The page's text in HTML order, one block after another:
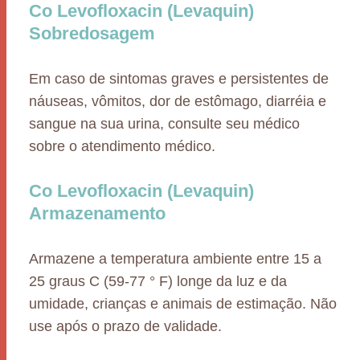
Co Levofloxacin (Levaquin)
Sobredosagem
Em caso de sintomas graves e persistentes de
náuseas, vômitos, dor de estômago, diarréia e
sangue na sua urina, consulte seu médico
sobre o atendimento médico.
Co Levofloxacin (Levaquin)
Armazenamento
Armazene a temperatura ambiente entre 15 a
25 graus C (59-77 ° F) longe da luz e da
umidade, crianças e animais de estimação. Não
use após o prazo de validade.